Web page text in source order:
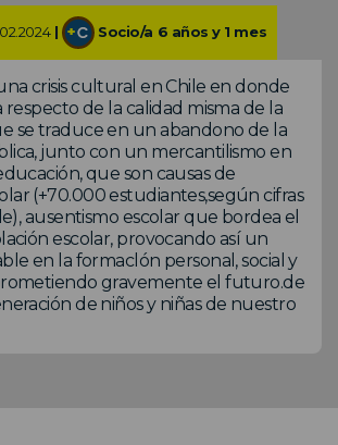
| Socio/a 6 años y 1 mes
crisis cultural en Chile en donde
respecto de la calidad misma de la
se traduce en un abandono de la
junto con un mercantilismo en
que son causas de
(+70.000 estudiantes,según cifras
ausentismo escolar que bordea el
escolar, provocando así un
en la formaclón personal, social y
gravemente el futuro.de
de niños y niñas de nuestro